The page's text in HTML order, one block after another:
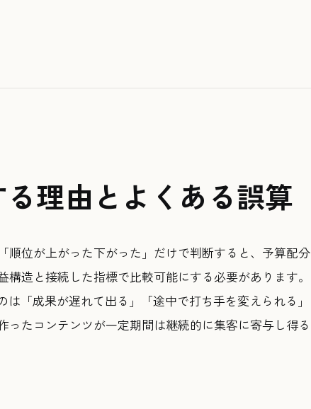
理由とよくある誤算
位が上がった下がった」だけで判断すると、予算配分
造と接続した指標で比較可能にする必要があります。
「成果が遅れて出る」「途中で打ち手を変えられる」
ったコンテンツが一定期間は継続的に集客に寄与し得る